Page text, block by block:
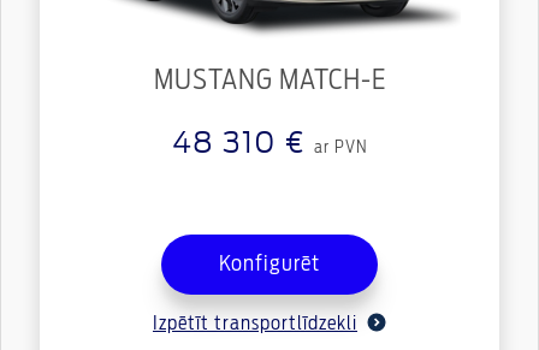
MUSTANG MATCH-E
48 310 € ar PVN
Konfigurēt
Izpētīt transportlīdzekli